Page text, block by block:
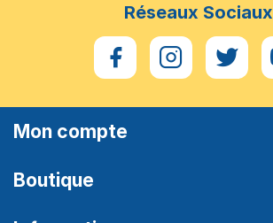
Réseaux Sociaux
Mon compte
Boutique